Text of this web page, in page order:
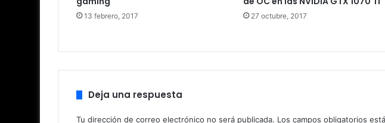
13 febrero, 2017 27 octubre, 2017
Deja una respuesta
Tu dirección de correo electrónico no será publicada. Los campos obligatorios